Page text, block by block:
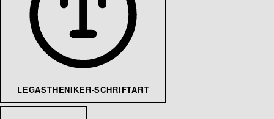
LEGASTHENIKER-SCHRIFTART